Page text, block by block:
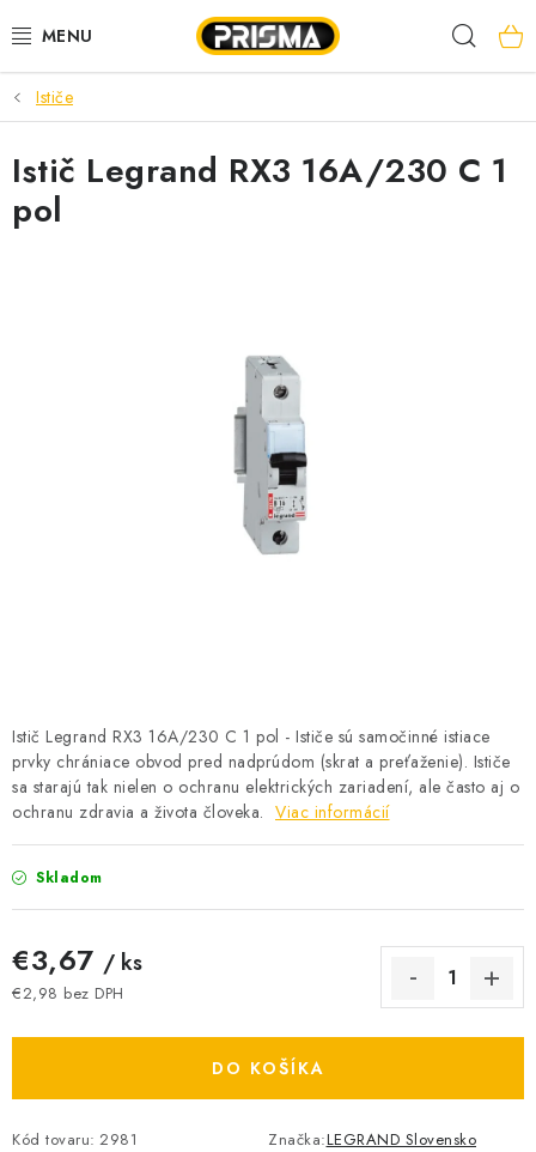
na
OBCHOD
O NÁS
AKCIE
LED PÁSY
MODULÁRNE PRÍSTROJE
SVORKY, ROZBOČOVAČE A OSTATNÉ
SVIETIDLÁ A SVETELNÉ ZDROJE
ÚLOŽNÝ MATERIÁL
ZÁSUVKY A VYPÍNAČE
DOMÁCNOSŤ
ELEKTROMEROVÉ ROZVÁDZAČE
Ističe
Istič Legrand RX3 16A/230 C 1 pol - Ističe sú samočinné istiace
prvky chrániace obvod pred nadprúdom (skrat a preťaženie). Ističe
sa starajú tak nielen o ochranu elektrických zariadení, ale často aj o
ochranu zdravia a života človeka. Viac informácií
Skladom
€3,67 / ks
€2,98 bez DPH
DO KOŠÍKA
Kód tovaru: 2981 Značka:LEGRAND Slovensko
Istič Legrand RX3 16A/230 C 1
pol